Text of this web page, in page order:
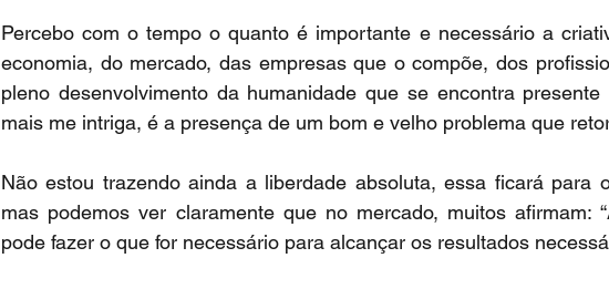
Percebo com o tempo o quanto é importante e necessário a
economia, do mercado, das empresas que o compõe, dos
pleno desenvolvimento da humanidade que se encontra
mais me intriga, é a presença de um bom e velho problema que
Não estou trazendo ainda a liberdade absoluta, essa ficará para
mas podemos ver claramente que no mercado, muitos afirmam:
pode fazer o que for necessário para alcançar os resultados